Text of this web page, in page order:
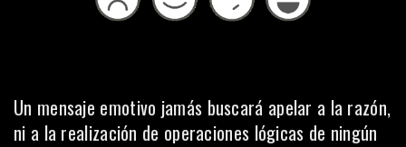
Un mensaje emotivo jamás buscará apelar a la razón,
ni a la realización de operaciones lógicas de ningún